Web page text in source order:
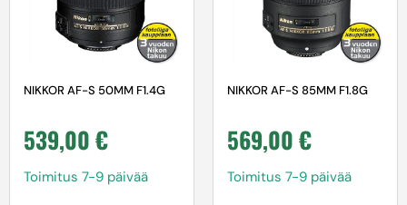
NIKKOR AF-S 50MM F1.4G
539,00€
Toimitus 7-9 päivää
NIKKOR AF-S 85MM F1.8G
569,00€
Toimitus 7-9 päivää